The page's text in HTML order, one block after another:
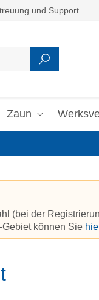
und Support
Zaun
(bei der
können Sie